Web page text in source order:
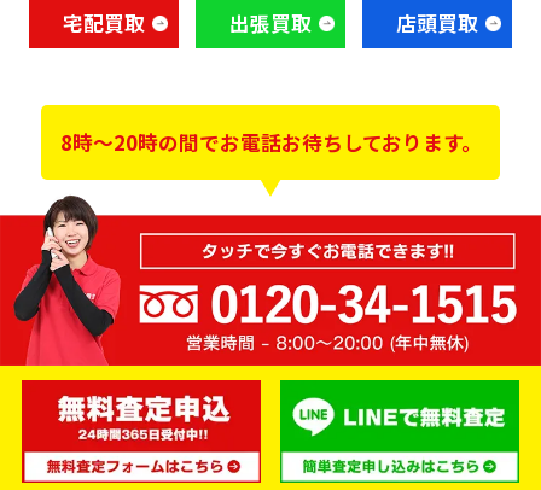
宅配買取 出張買取 店頭買取
8時～20時の間でお電話お待ちしております。